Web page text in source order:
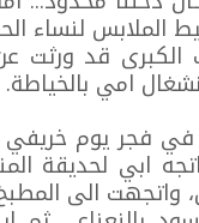
الملابس لنساء
الكبرى قد ورثت
امي بالخياطة.
فجر يوم خريفي
ابي لحديقة
واتجهت الى